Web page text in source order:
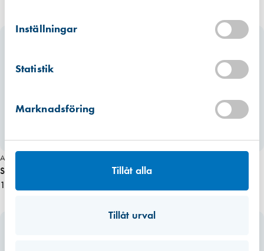
Inställningar
Statistik
Marknadsföring
Tillåt alla
Tillåt urval
Art. nr 2285
Spröjslås sneda, vita
13,50 kr
Spröjslås rakt, svarta
Finns i lager (19 st)
Hitta hit
Hitta hit